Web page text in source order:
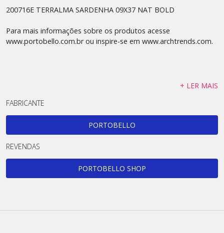
200716E TERRALMA SARDENHA 09X37 NAT BOLD
Para mais informações sobre os produtos acesse
www.portobello.com.br ou inspire-se em www.archtrends.com.
+ LER MAIS
FABRICANTE
PORTOBELLO
REVENDAS
PORTOBELLO SHOP